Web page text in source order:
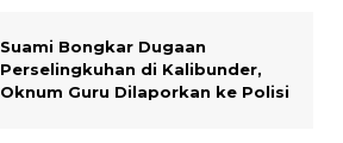
Suami Bongkar Dugaan
Perselingkuhan di Kalibunder,
Oknum Guru Dilaporkan ke Polisi